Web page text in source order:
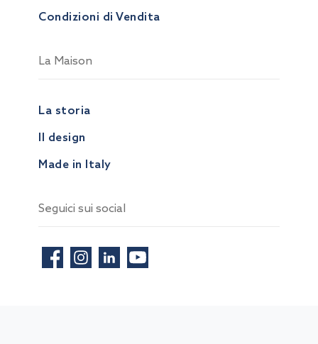
Condizioni di Vendita
La Maison
La storia
Il design
Made in Italy
Seguici sui social